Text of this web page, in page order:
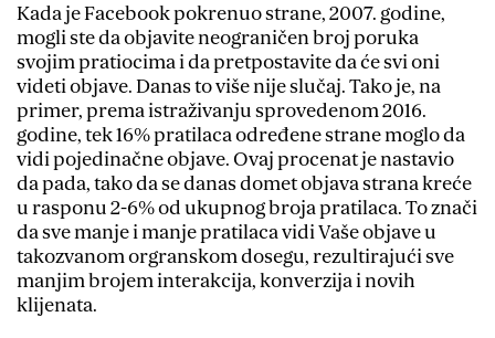
Kada je Facebook pokrenuo strane, 2007. godine,
mogli ste da objavite neograničen broj poruka
svojim pratiocima i da pretpostavite da će svi oni
videti objave. Danas to više nije slučaj. Tako je, na
primer, prema istraživanju sprovedenom 2016.
godine, tek 16% pratilaca određene strane moglo da
vidi pojedinačne objave. Ovaj procenat je nastavio
da pada, tako da se danas domet objava strana kreće
u rasponu 2-6% od ukupnog broja pratilaca. To znači
da sve manje i manje pratilaca vidi Vaše objave u
takozvanom orgranskom dosegu, rezultirajući sve
manjim brojem interakcija, konverzija i novih
klijenata.